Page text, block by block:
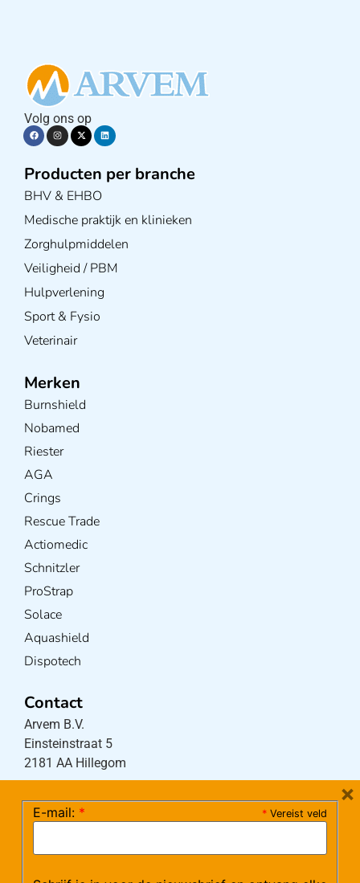
Volg ons op
Producten per branche
BHV & EHBO
Medische praktijk en klinieken
Zorghulpmiddelen
Veiligheid / PBM
Hulpverlening
Sport & Fysio
Veterinair
Merken
Burnshield
Nobamed
Riester
AGA
Crings
Rescue Trade
Actiomedic
Schnitzler
ProStrap
Solace
Aquashield
Dispotech
Contact
Arvem B.V.
Einsteinstraat 5
2181 AA Hillegom
Tel:0252-533256
08:30-16:00 uur)
Mail:klantenservice@arvem.nl
* Vereist veld
E-mail: *
×